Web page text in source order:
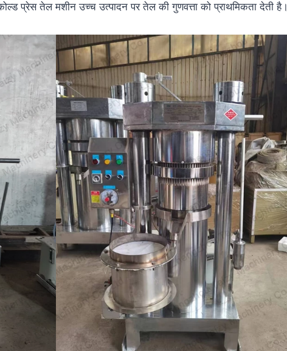
प्रेस तेल मशीन उच्च उत्पादन पर तेल की गुणवत्ता को प्राथमिकता देती है।